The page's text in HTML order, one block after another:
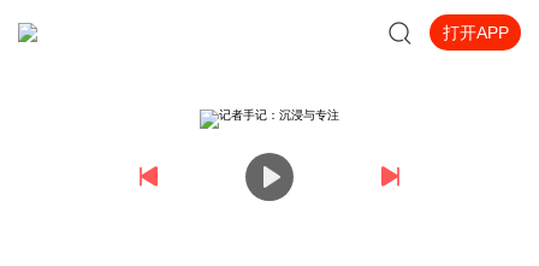
打开APP